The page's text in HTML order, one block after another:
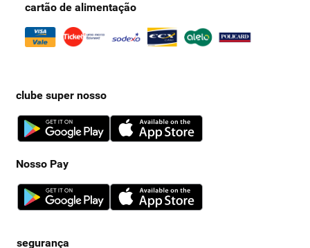
cartão de alimentação
clube super nosso
Nosso Pay